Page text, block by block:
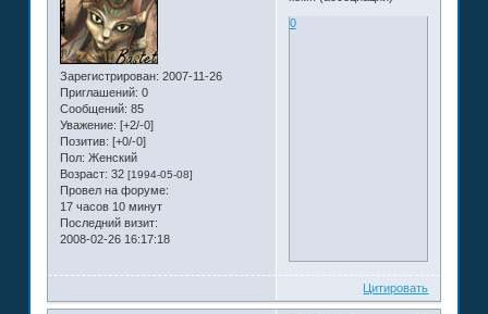
Зарегистрирован: 2007-11-26
Приглашений: 0
Сообщений: 85
Уважение: [+2/-0]
Позитив: [+0/-0]
Пол: Женский
Возраст: 32 [1994-05-08]
Провел на форуме:
17 часов 10 минут
Последний визит:
2008-02-26 16:17:18
0
Цитировать